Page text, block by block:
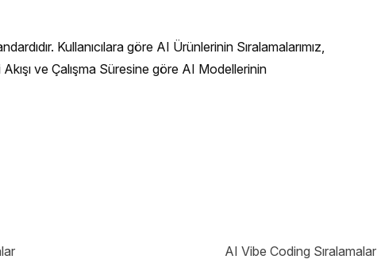
Kullanıcılara göre AI Ürünlerinin Sıralamalarımız,
ve Çalışma Süresine göre AI Modellerinin
AI Vibe Coding Sıralamalar